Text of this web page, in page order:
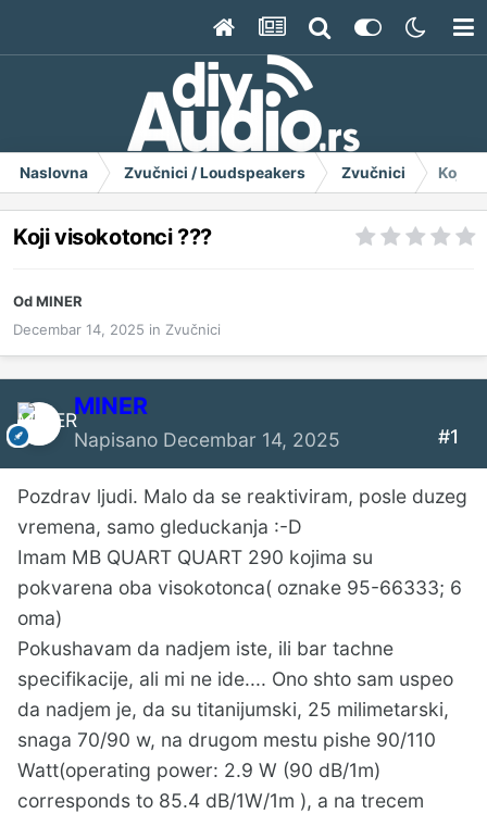
Naslovna Zvučnici / Loudspeakers Zvučnici Koji
Koji visokotonci ???
OdMINER
Decembar 14, 2025 in Zvučnici
MINER
Napisano Decembar 14, 2025 #1
Pozdrav ljudi. Malo da se reaktiviram, posle duzeg
vremena, samo gleduckanja :-D
Imam MB QUART QUART 290 kojima su
pokvarena oba visokotonca( oznake 95-66333; 6
oma)
Pokushavam da nadjem iste, ili bar tachne
specifikacije, ali mi ne ide.... Ono shto sam uspeo
da nadjem je, da su titanijumski, 25 milimetarski,
snaga 70/90 w, na drugom mestu pishe 90/110
Watt(operating power: 2.9 W (90 dB/1m)
corresponds to 85.4 dB/1W/1m ), a na trecem